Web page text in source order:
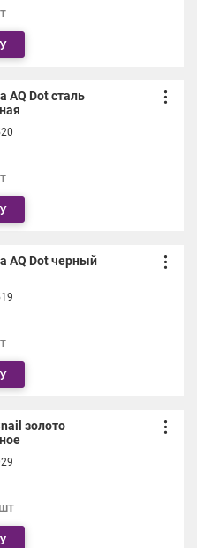
AQ Dot сталь
AQ Dot черный
золото